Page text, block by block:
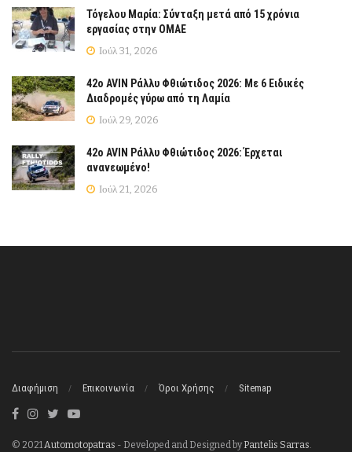
Τόγελου Μαρία: Σύνταξη μετά από 15 χρόνια
εργασίας στην ΟΜΑΕ
Ιούλ 31, 2026
42ο AVIN Ράλλυ Φθιώτιδος 2026: Με 6 Ειδικές
Διαδρομές γύρω από τη Λαμία
Ιούλ 29, 2026
42ο AVIN Ράλλυ Φθιώτιδος 2026: Έρχεται
ανανεωμένο!
Ιούλ 21, 2026
Διαφήμιση Επικοινωνία Όροι Χρήσης Sitemap
© 2021 Automotopatras - Developed and Designed byPantelis Sarras